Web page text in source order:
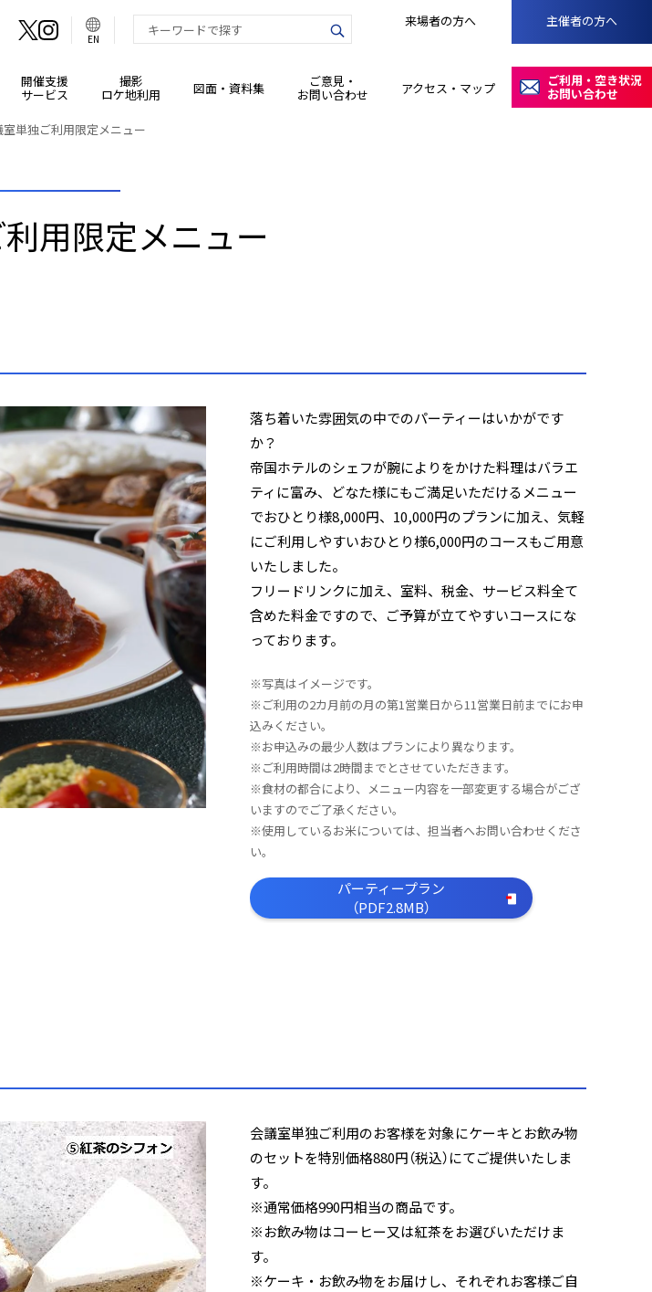
言
語
切
EN 検索キーワード入力
来場者の方へ 主催者の方へ
開催支援
サービス
撮影
ロケ地利用 図面・資料集 ご意見・
お問い合わせ アクセス・マップ ご利用・空き状況
お問い合わせ
室単独ご利用限定メニュー
用限定メニュー
落ち着いた雰囲気の中でのパーティーはいかがです
か？
帝国ホテルのシェフが腕によりをかけた料理はバラエ
ティに富み、どなた様にもご満足いただけるメニュー
でおひとり様8,000円、10,000円のプランに加え、気軽
にご利用しやすいおひとり様6,000円のコースもご用意
いたしました。
フリードリンクに加え、室料、税金、サービス料全て
含めた料金ですので、ご予算が立てやすいコースにな
っております。
※写真はイメージです。
※ご利用の2カ月前の月の第1営業日から11営業日前までにお申
込みください。
※お申込みの最少人数はプランにより異なります。
※ご利用時間は2時間までとさせていただきます。
※食材の都合により、メニュー内容を一部変更する場合がござ
いますのでご了承ください。
※使用しているお米については、担当者へお問い合わせくださ
い。
パーティープラン
（PDF2.8MB）
会議室単独ご利用のお客様を対象にケーキとお飲み物
のセットを特別価格880円（税込）にてご提供いたしま
す。
※通常価格990円相当の商品です。
※お飲み物はコーヒー又は紅茶をお選びいただけま
す。
※ケーキ・お飲み物をお届けし、それぞれお客様ご自